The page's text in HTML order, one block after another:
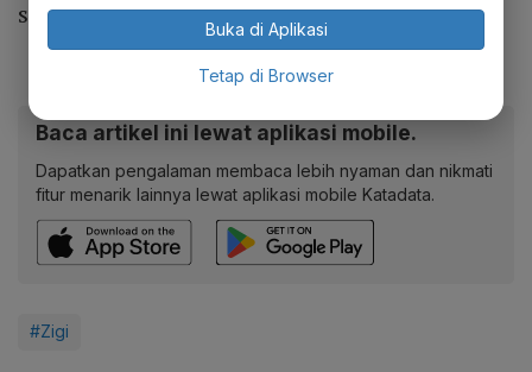
sutradara menghormati keputusannya.
Baca artikel ini lewat aplikasi mobile.
Dapatkan pengalaman membaca lebih nyaman dan nikmati
fitur menarik lainnya lewat aplikasi mobile Katadata.
#Zigi
Buka di Aplikasi
Tetap di Browser